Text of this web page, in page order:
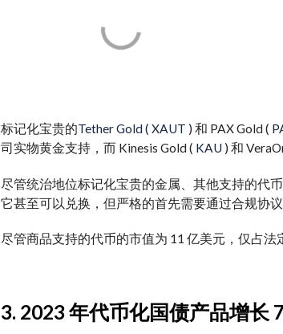
标记化宝贵的Tether Gold ( XAUT ) 和 PAX Gold (
司实物黄金支持，而 Kinesis Gold ( KAU ) 和
尽管统治地位标记化宝贵的金属、其他支持的代币
它甚至可以兑换，但严格的首先需要通过合规协议
尽管商品支持的代币的市值为 11 亿美元，仅占法
3. 2023 年代币化国债产品增长